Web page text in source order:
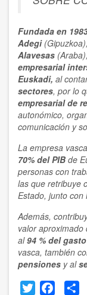
Fundada en
Adegi (Gipuzkoa),
Alavesas
empresarial
Euskadi, al
sectores, por lo
empresarial de
autonómico,
comunicación y
La empresa
70% del PIB de
personas con
las que retribuye
Estado, junto con
Además,
valor aproximado
al94 % del
vasca, también
pensiones y al
Twitter